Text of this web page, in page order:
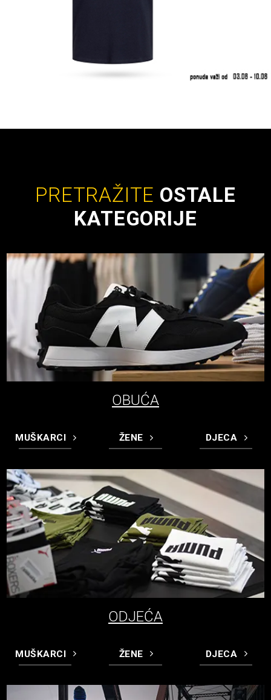
PRETRAŽITE OSTALE
KATEGORIJE
OBUĆA
MUŠKARCI ŽENE DJECA
ODJEĆA
MUŠKARCI ŽENE DJECA